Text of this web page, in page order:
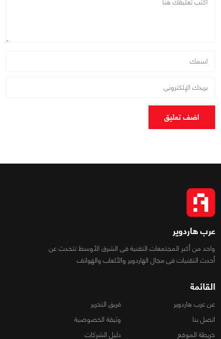
اضف تعليق
عرب هاردوير
واحد من أكبر المجتمعات التقنية فى الشرق الأوسط تتحدث عن
أحدث التقنيات فى مجال الهاردوير والألعاب والهواتف
القائمة
عن عرب هاردوير
فريق التحرير
اتصل بنا
وثيقة الخصوصية
خريطة الموقع
دليل الشركات